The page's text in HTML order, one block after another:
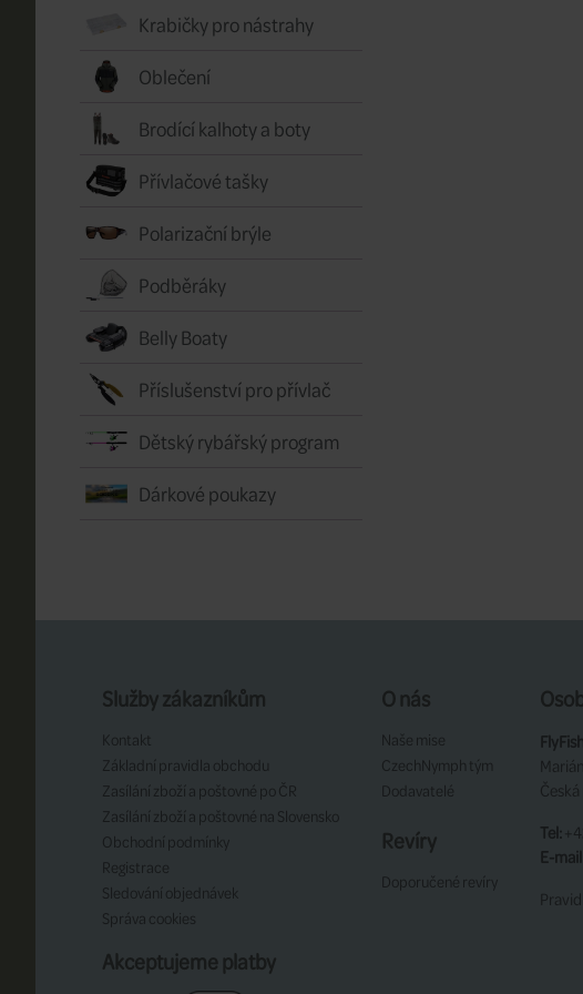
Krabičky pro nástrahy
Oblečení
Brodící kalhoty a boty
Přívlačové tašky
Polarizační brýle
Podběráky
Belly Boaty
Příslušenství pro přívlač
Dětský rybářský program
Dárkové poukazy
Služby zákazníkům
Kontakt
Základní pravidla obchodu
Zasílání zboží a poštovné po ČR
Zasílání zboží a poštovné na Slovensko
Obchodní podmínky
Registrace
Sledování objednávek
Správa cookies
O nás
Naše mise
CzechNymph tým
Dodavatelé
Revíry
Doporučené revíry
Tel:
E-
Akceptujeme platby